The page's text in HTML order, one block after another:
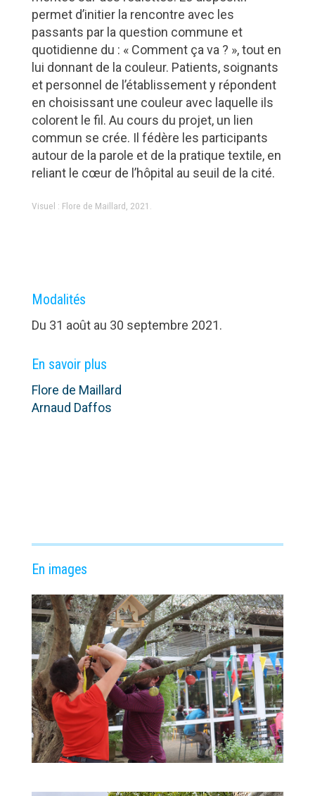
permet d’initier la rencontre avec les
passants par la question commune et
quotidienne du : « Comment ça va ? », tout en
lui donnant de la couleur. Patients, soignants
et personnel de l’établissement y répondent
en choisissant une couleur avec laquelle ils
colorent le fil. Au cours du projet, un lien
commun se crée. Il fédère les participants
autour de la parole et de la pratique textile, en
reliant le cœur de l’hôpital au seuil de la cité.
Visuel : Flore de Maillard, 2021.
Modalités
Du 31 août au 30 septembre 2021.
En savoir plus
Flore de Maillard
Arnaud Daffos
En images